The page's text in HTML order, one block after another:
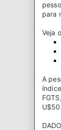
para
Veja
A